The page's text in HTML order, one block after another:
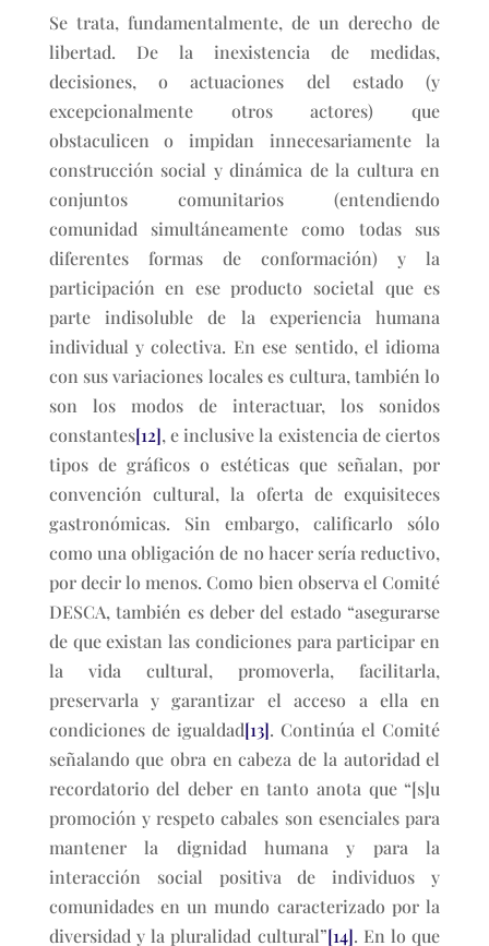
Se trata, fundamentalmente, de un derecho de
libertad. De la inexistencia de medidas,
decisiones, o actuaciones del estado (y
excepcionalmente otros actores) que
obstaculicen o impidan innecesariamente la
construcción social y dinámica de la cultura en
conjuntos comunitarios (entendiendo
comunidad simultáneamente como todas sus
diferentes formas de conformación) y la
participación en ese producto societal que es
parte indisoluble de la experiencia humana
individual y colectiva. En ese sentido, el idioma
con sus variaciones locales es cultura, también lo
son los modos de interactuar, los sonidos
constantes[12], e inclusive la existencia de ciertos
tipos de gráficos o estéticas que señalan, por
convención cultural, la oferta de exquisiteces
gastronómicas. Sin embargo, calificarlo sólo
como una obligación de no hacer sería reductivo,
por decir lo menos. Como bien observa el Comité
DESCA, también es deber del estado “asegurarse
de que existan las condiciones para participar en
la vida cultural, promoverla, facilitarla,
preservarla y garantizar el acceso a ella en
condiciones de igualdad[13]. Continúa el Comité
señalando que obra en cabeza de la autoridad el
recordatorio del deber en tanto anota que “[s]u
promoción y respeto cabales son esenciales para
mantener la dignidad humana y para la
interacción social positiva de individuos y
comunidades en un mundo caracterizado por la
diversidad y la pluralidad cultural”[14]. En lo que